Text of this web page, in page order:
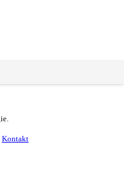
der ILA Berlin
Kontakt